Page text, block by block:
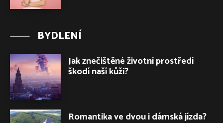
BYDLENÍ
Jak znečištěné životní prostředí
škodí naší kůži?
Romantika ve dvou i dámská jízda?